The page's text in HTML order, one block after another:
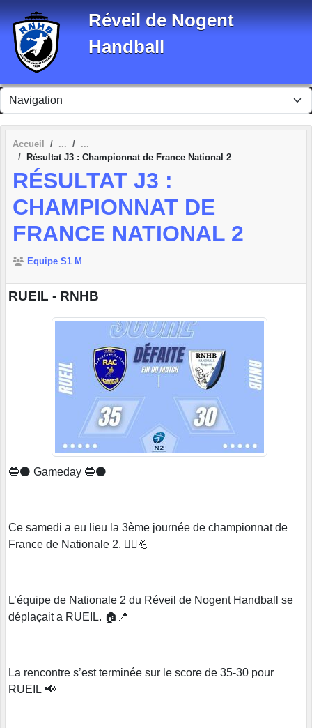
Réveil de Nogent
Handball
Accueil
Résultat J3 : Championnat de France National 2
RÉSULTAT J3 :
CHAMPIONNAT DE
FRANCE NATIONAL 2
Equipe S1 M
RUEIL - RNHB
🔵⚫️ Gameday 🔵⚫️
Ce samedi a eu lieu la 3ème journée de championnat de
France de Nationale 2. 🤾‍♂️💪
L’équipe de Nationale 2 du Réveil de Nogent Handball se
déplaçait a RUEIL. 🏠📍
La rencontre s’est terminée sur le score de 35-30 pour
RUEIL 📢